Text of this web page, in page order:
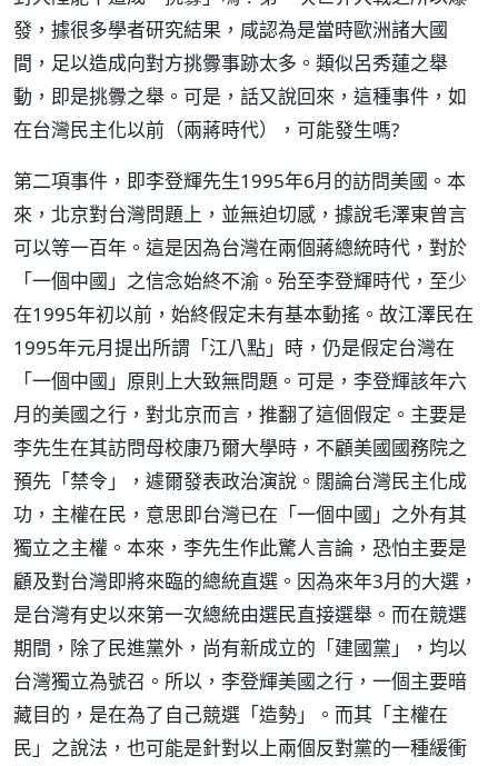
發，據很多學者研究結果，咸認為是當時歐洲諸大國
間，足以造成向對方挑釁事跡太多。類似呂秀蓮之舉
動，即是挑釁之舉。可是，話又說回來，這種事件，如
在台灣民主化以前（兩蔣時代），可能發生嗎?
第二項事件，即李登輝先生1995年6月的訪問美國。本
來，北京對台灣問題上，並無迫切感，據說毛澤東曾言
可以等一百年。這是因為台灣在兩個蔣總統時代，對於
「一個中國」之信念始終不渝。殆至李登輝時代，至少
在1995年初以前，始終假定未有基本動搖。故江澤民在
1995年元月提出所謂「江八點」時，仍是假定台灣在
「一個中國」原則上大致無問題。可是，李登輝該年六
月的美國之行，對北京而言，推翻了這個假定。主要是
李先生在其訪問母校康乃爾大學時，不顧美國國務院之
預先「禁令」，遽爾發表政治演說。闊論台灣民主化成
功，主權在民，意思即台灣已在「一個中國」之外有其
獨立之主權。本來，李先生作此驚人言論，恐怕主要是
顧及對台灣即將來臨的總統直選。因為來年3月的大選，
是台灣有史以來第一次總統由選民直接選舉。而在競選
期間，除了民進黨外，尚有新成立的「建國黨」，均以
台灣獨立為號召。所以，李登輝美國之行，一個主要暗
藏目的，是在為了自己競選「造勢」。而其「主權在
民」之說法，也可能是針對以上兩個反對黨的一種緩衝